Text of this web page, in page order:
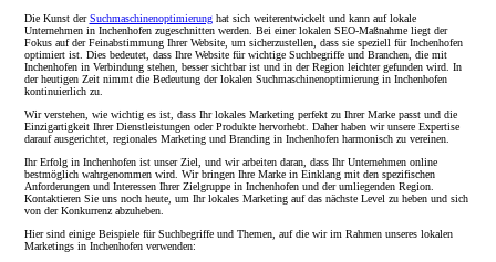
Die Kunst derSuchmaschinenoptimierunghat sich weiterentwickelt und kann auf lokale
Unternehmen in Inchenhofen zugeschnitten werden. Bei einer lokalen SEO-Maßnahme liegt der
Fokus auf der Feinabstimmung Ihrer Website, um sicherzustellen, dass sie speziell für Inchenhofen
optimiert ist. Dies bedeutet, dass Ihre Website für wichtige Suchbegriffe und Branchen, die mit
Inchenhofen in Verbindung stehen, besser sichtbar ist und in der Region leichter gefunden wird. In
der heutigen Zeit nimmt die Bedeutung der lokalen Suchmaschinenoptimierung in Inchenhofen
kontinuierlich zu.
Wir verstehen, wie wichtig es ist, dass Ihr lokales Marketing perfekt zu Ihrer Marke passt und die
Einzigartigkeit Ihrer Dienstleistungen oder Produkte hervorhebt. Daher haben wir unsere Expertise
darauf ausgerichtet, regionales Marketing und Branding in Inchenhofen harmonisch zu vereinen.
Ihr Erfolg in Inchenhofen ist unser Ziel, und wir arbeiten daran, dass Ihr Unternehmen online
bestmöglich wahrgenommen wird. Wir bringen Ihre Marke in Einklang mit den spezifischen
Anforderungen und Interessen Ihrer Zielgruppe in Inchenhofen und der umliegenden Region.
Kontaktieren Sie uns noch heute, um Ihr lokales Marketing auf das nächste Level zu heben und sich
von der Konkurrenz abzuheben.
Hier sind einige Beispiele für Suchbegriffe und Themen, auf die wir im Rahmen unseres lokalen
Marketings in Inchenhofen verwenden: